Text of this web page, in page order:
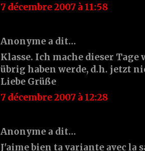
7 décembre 2007 à 11:58
Anonyme a dit…
Klasse. Ich mache dieser Tage
übrig haben werde, d.h. jetzt
Liebe Grüße
7 décembre 2007 à 12:28
Anonyme a dit…
J'aime bien ta variante avec la